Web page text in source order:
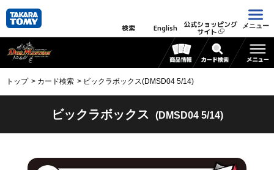
検索 English 公式ショッピング
サイト
メニュー
トップ カード検索 ビックラボックス(DMSD04 5/14)
ビックラボックス (DMSD04 5/14)